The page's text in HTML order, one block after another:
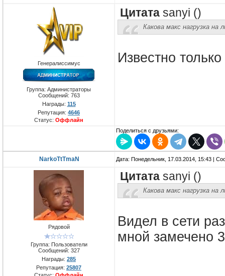
Генералиссимус
Группа: Администраторы
Сообщений: 763
Награды: 115
Репутация: 4646
Статус: Оффлайн
Цитата sanyi ()
Какова макс нагрузка на
Известно
Поделиться с друзьями:
NarkoTtTmaN Дата: Понедельник, 17.03.2014, 15:43 |
Рядовой
Группа: Пользователи
Сообщений: 327
Награды: 285
Репутация: 25807
Цитата sanyi ()
Какова макс нагрузка на
Видел в сети
мной замечено